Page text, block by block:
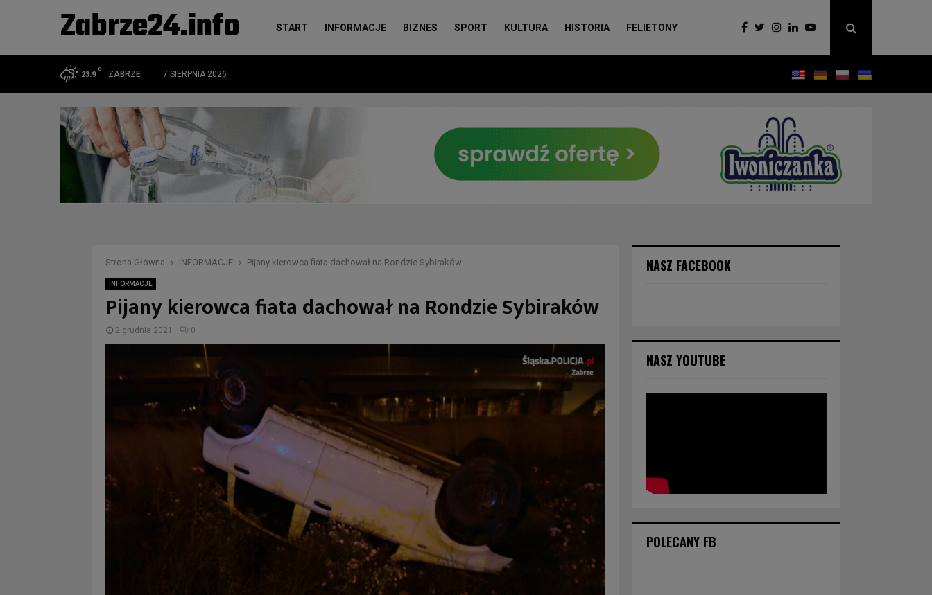
Zabrze24.info START INFORMACJE BIZNES SPORT KULTURA HISTORIA FELIETONY
23.9
C
ZABRZE 7 SIERPNIA 2026
Strona Główna INFORMACJE Pijany kierowca fiata dachował na Rondzie Sybiraków
INFORMACJE
Pijany kierowca fiata dachował na Rondzie Sybiraków
2 grudnia 2021 0
NASZ FACEBOOK
NASZ YOUTUBE
POLECANY FB